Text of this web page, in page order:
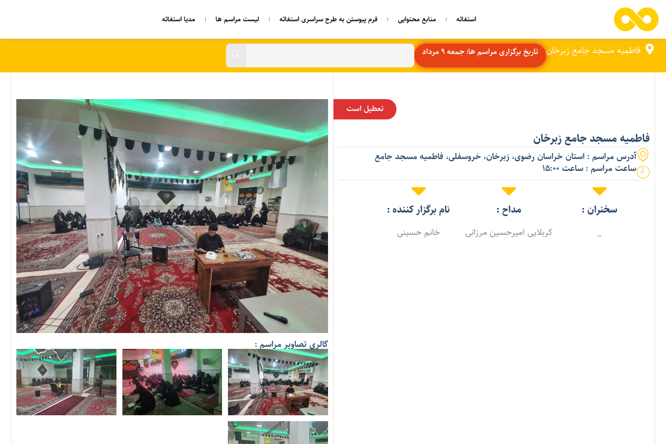
استغاثه منابع محتوایی فرم پیوستن به طرح سراسری استغاثه لیست مراسم ها مدیا استغاثه
فاطمیه مسجد جامع زبرخان تاریخ برگزاری مراسم ها: جمعه 9 مرداد
تعطیل است
فاطمیه مسجد جامع زبرخان
آدرس مراسم : استان خراسان رضوی، زبرخان، خروسفلی، فاطمیه مسجد جامع
ساعت مراسم : ساعت 15:00
سخنران :
_
مداح :
کربلایی امیرحسین مرزانی
نام برگزار کننده :
خانم حسینی
گالری تصاویر مراسم :